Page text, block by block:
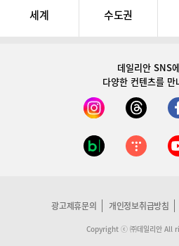
세계 수도권
데일리안 SNS
다양한 컨텐츠를 만
광고제휴문의 개인정보취급방침
Copyright ⓒ ㈜데일리안 All